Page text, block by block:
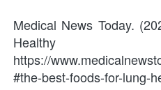
Medical News Today.
Healthy
https://
#the-best-foods-for-lung-